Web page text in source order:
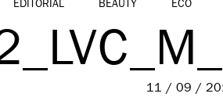
EDITORIAL BEAUTY ECO
11 / 09 /